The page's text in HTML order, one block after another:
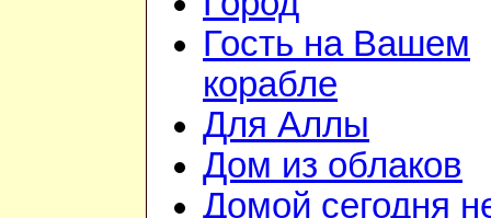
Гость на Вашем
корабле
Для Аллы
Дом из облаков
Домой сегодня